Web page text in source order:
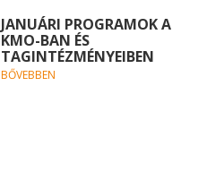
JANUÁRI PROGRAMOK A
KMO-BAN ÉS
TAGINTÉZMÉNYEIBEN
BŐVEBBEN